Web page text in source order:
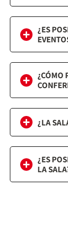
¿ES
¿CÓMO
¿LA
¿ES
LA